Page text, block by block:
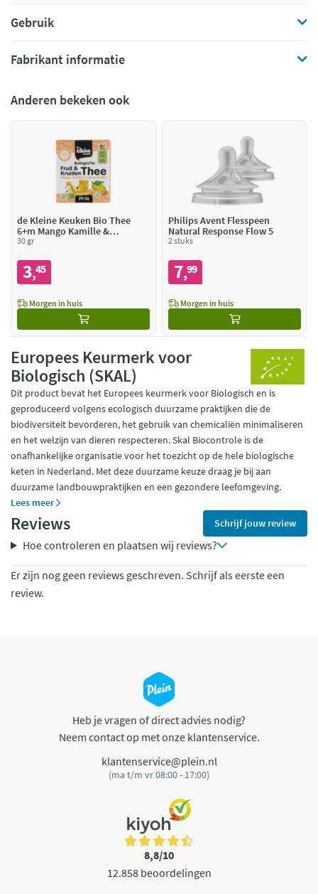
Gebruik
Fabrikant informatie
Anderen bekeken ook
de Kleine Keuken Bio Thee
6+m Mango Kamille &
Rozenbottel
30 gr
3,45
Morgen in huis
Philips Avent Flesspeen
Natural Response Flow 5
2 stuks
7,99
Morgen in huis
Europees Keurmerk voor
Biologisch (SKAL)
Dit product bevat het Europees keurmerk voor Biologisch en is
geproduceerd volgens ecologisch duurzame praktijken die de
biodiversiteit bevorderen, het gebruik van chemicaliën minimaliseren
en het welzijn van dieren respecteren. Skal Biocontrole is de
onafhankelijke organisatie voor het toezicht op de hele biologische
keten in Nederland. Met deze duurzame keuze draag je bij aan
duurzame landbouwpraktijken en een gezondere leefomgeving.
Lees meer
Reviews Schrijf jouw review
Hoe controleren en plaatsen wij reviews?
Er zijn nog geen reviews geschreven. Schrijf als eerste een
review.
Heb je vragen of direct advies nodig?
Neem contact op met onze klantenservice.
klantenservice@plein.nl
(ma t/m vr 08:00 - 17:00)
8,8/10
12.858 beoordelingen